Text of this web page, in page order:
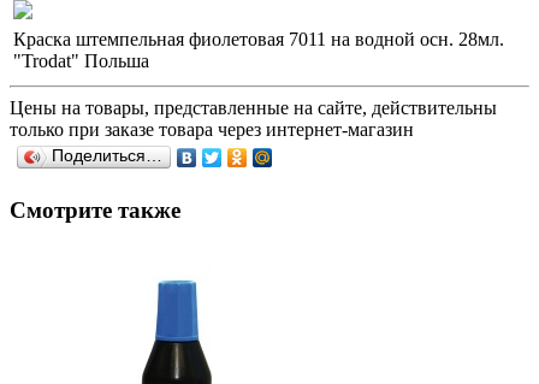
Краска штемпельная фиолетовая 7011 на водной осн. 28мл.
"Trodat" Польша
Цены на товары, представленные на сайте, действительны
только при заказе товара через интернет-магазин
Поделиться…
Смотрите также